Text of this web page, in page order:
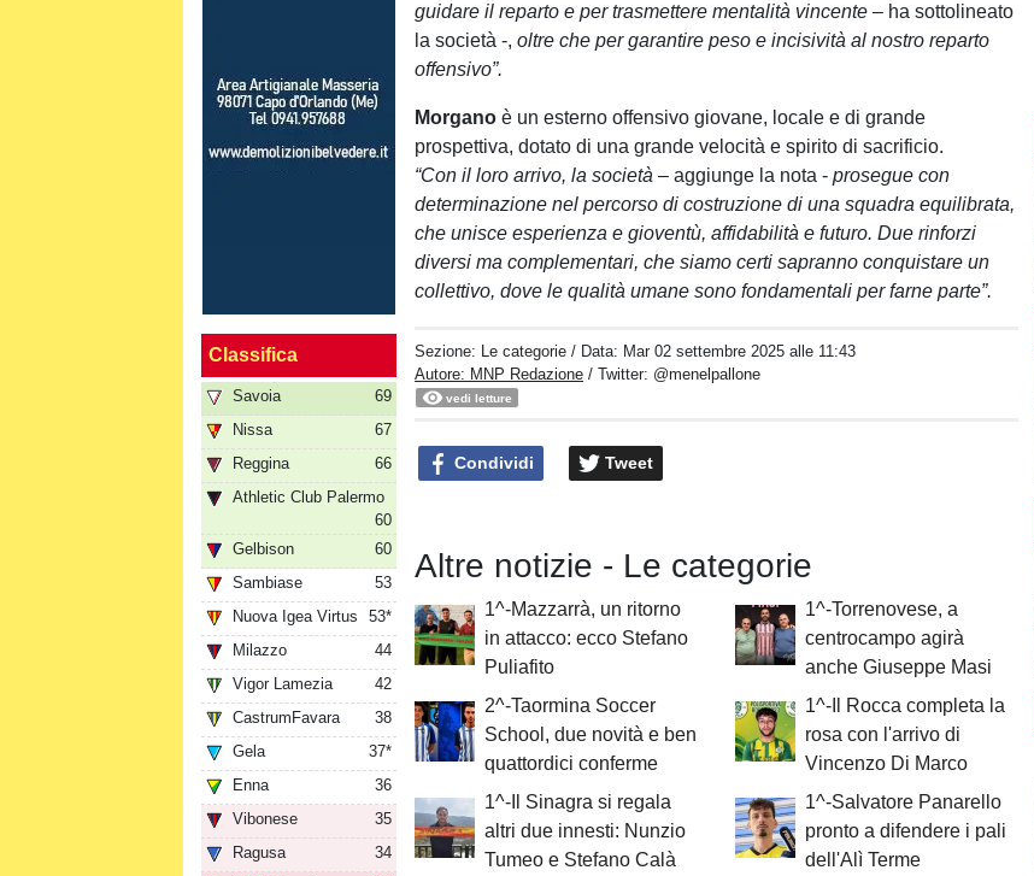
Classifica
Savoia
69
Nissa
67
Reggina
66
Athletic Club Palermo
60
Gelbison
60
Sambiase
53
Nuova Igea Virtus
53*
Milazzo
44
Vigor Lamezia
42
CastrumFavara
38
Gela
37*
Enna
36
Vibonese
35
Ragusa
34
guidare il reparto e per trasmettere mentalità vincente – ha sottolineato
la società -,oltre che per garantire peso e incisività al nostro reparto
offensivo”.
Morganoè un esterno offensivo giovane, locale e di grande
prospettiva, dotato di una grande velocità e spirito di sacrificio.
“Con il loro arrivo, la società– aggiunge la nota - prosegue con
determinazione nel percorso di costruzione di una squadra equilibrata,
che unisce esperienza e gioventù, affidabilità e futuro. Due rinforzi
diversi ma complementari, che siamo certi sapranno conquistare un
collettivo, dove le qualità umane sono fondamentali per farne parte”.
Sezione: Le categorie / Data: Mar 02 settembre 2025 alle 11:43
Autore: MNP Redazione / Twitter: @menelpallone
vedi letture
Condividi Tweet
Altre notizie - Le categorie
1^-Mazzarrà, un ritorno
in attacco: ecco Stefano
Puliafito
1^-Torrenovese, a
centrocampo agirà
anche Giuseppe Masi
2^-Taormina Soccer
School, due novità e ben
quattordici conferme
1^-Il Rocca completa la
rosa con l'arrivo di
Vincenzo Di Marco
1^-Il Sinagra si regala
altri due innesti: Nunzio
Tumeo e Stefano Calà
1^-Salvatore Panarello
pronto a difendere i pali
dell'Alì Terme